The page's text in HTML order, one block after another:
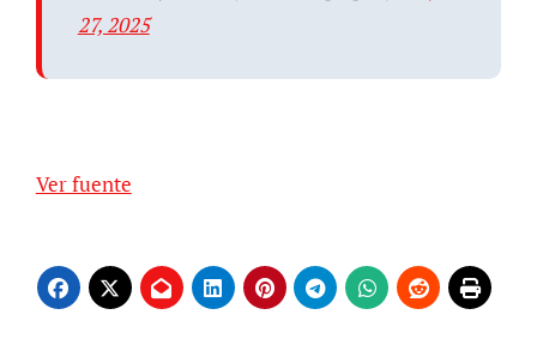
27, 2025
Ver fuente